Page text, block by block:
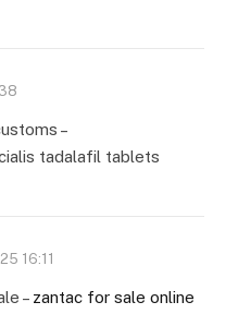
–
tadalafil tablets
16:11
– zantac for sale online